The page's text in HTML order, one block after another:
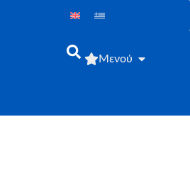
Μενού